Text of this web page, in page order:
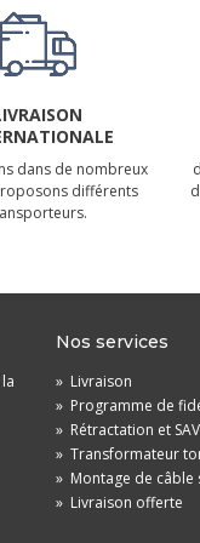
dans de nombreux
différents
Nos services
» Livraison
» Programme de
» Rétractation et SAV
» Transformateur
» Montage de câble
» Livraison offerte